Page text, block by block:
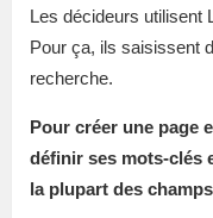
Les décideurs utilisent
Pour ça, ils saisissent
recherche.
Pour créer une page
définir ses mots-clés
la plupart des